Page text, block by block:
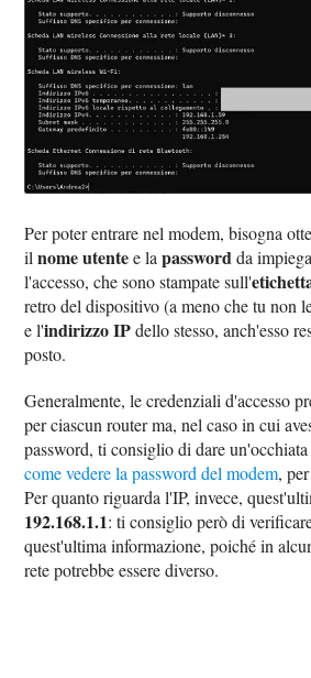
Per poter entrare nel modem, bisogna
ilnome utentee lapasswordda
l'accesso, che sono stampate sull'
retro del dispositivo (a meno che tu non
e l'indirizzo IPdello stesso, anch'esso
posto.
Generalmente, le credenziali d'accesso
per ciascun router ma, nel caso in cui
password, ti consiglio di dare
come vedere la password del modem,
Per quanto riguarda l'IP, invece,
192.168.1.1: ti consiglio però di
quest'ultima informazione, poiché in
rete potrebbe essere diverso.